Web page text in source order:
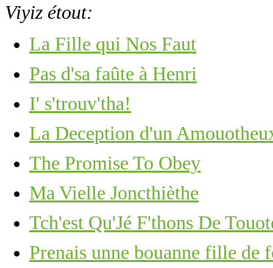
Viyiz étout:
La Fille qui Nos Faut
Pas d'sa faûte à Henri
I' s'trouv'tha!
La Deception d'un
The Promise To Obey
Ma Vielle Joncthièthe
Tch'est Qu'Jé F'thons De
Prenais unne bouanne fille de